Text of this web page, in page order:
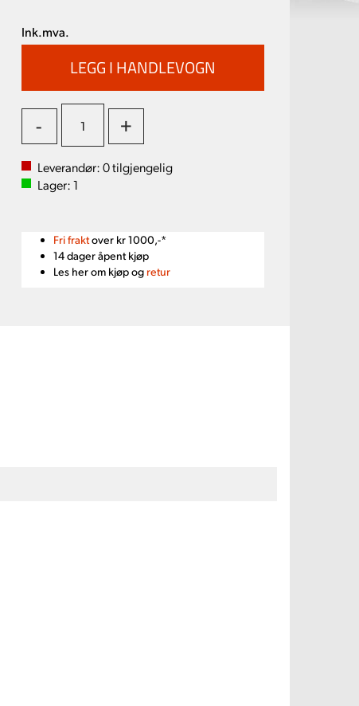
Ink.mva.
- +
Leverandør:0tilgjengelig
Lager:1
Fri fraktover kr 1000,-*
14 dager åpent kjøp
Les her om kjøp og retur